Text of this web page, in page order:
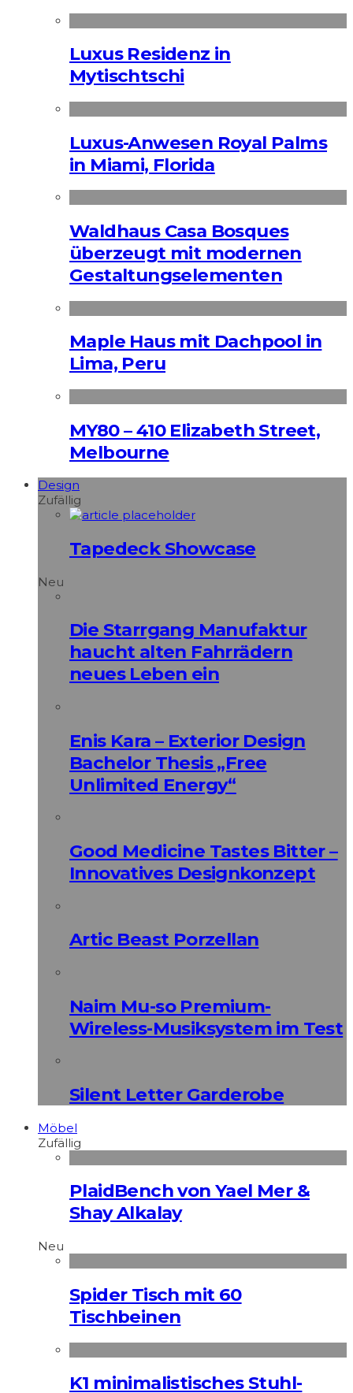
Luxus Residenz in
Mytischtschi
Luxus-Anwesen Royal Palms
in Miami, Florida
Waldhaus Casa Bosques
überzeugt mit modernen
Gestaltungselementen
Maple Haus mit Dachpool in
Lima, Peru
MY80 – 410 Elizabeth Street,
Melbourne
Design
Zufällig
Tapedeck Showcase
Neu
Die Starrgang Manufaktur
haucht alten Fahrrädern
neues Leben ein
Enis Kara – Exterior Design
Bachelor Thesis „Free
Unlimited Energy“
Good Medicine Tastes Bitter –
Innovatives Designkonzept
Artic Beast Porzellan
Naim Mu-so Premium-
Wireless-Musiksystem im Test
Silent Letter Garderobe
Möbel
Zufällig
PlaidBench von Yael Mer &
Shay Alkalay
Neu
Spider Tisch mit 60
Tischbeinen
K1 minimalistisches Stuhl-